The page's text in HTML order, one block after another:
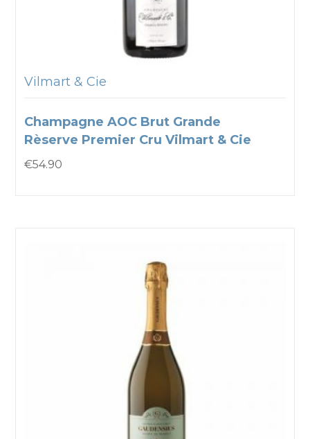
Vilmart & Cie
Champagne AOC Brut Grande
Rèserve Premier Cru Vilmart & Cie
€54.90